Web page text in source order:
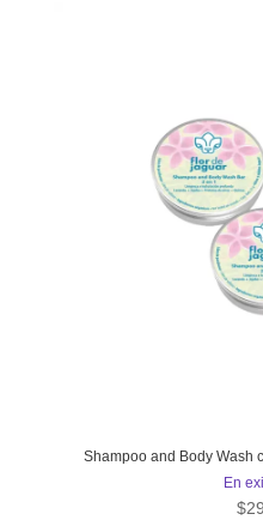
Shampoo and Body Wash
En
$